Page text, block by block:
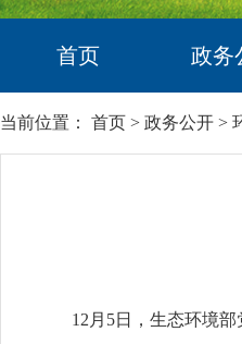
首页 政务
当前位置： 首页 > 政务公开 >
12月5日，生态环境部